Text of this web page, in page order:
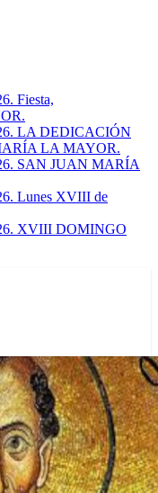
Fiesta,
LA DEDICACIÓN
LA MAYOR.
SAN JUAN MARÍA
Lunes XVIII de
XVIII DOMINGO